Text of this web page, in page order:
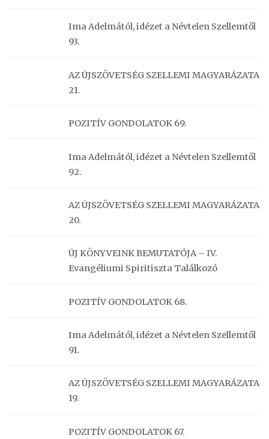
Ima Adelmától, idézet a Névtelen Szellemtől
93.
AZ ÚJSZÖVETSÉG SZELLEMI MAGYARÁZATA
21.
POZITÍV GONDOLATOK 69.
Ima Adelmától, idézet a Névtelen Szellemtől
92.
AZ ÚJSZÖVETSÉG SZELLEMI MAGYARÁZATA
20.
ÚJ KÖNYVEINK BEMUTATÓJA – IV.
Evangéliumi Spiritiszta Találkozó
POZITÍV GONDOLATOK 68.
Ima Adelmától, idézet a Névtelen Szellemtől
91.
AZ ÚJSZÖVETSÉG SZELLEMI MAGYARÁZATA
19.
POZITÍV GONDOLATOK 67.